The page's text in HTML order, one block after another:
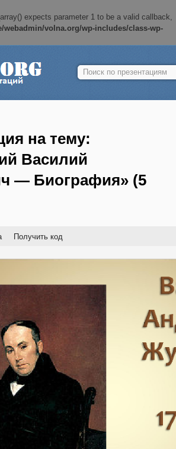
expects parameter 1 to be a valid callback,
webadmin/volna.org/wp-includes/class-wp-
Найти:
на тему:
Василий
— Биография» (5
Получить код